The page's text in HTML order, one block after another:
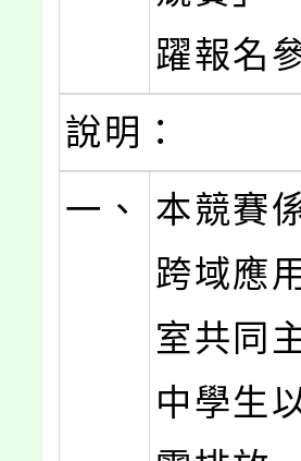
躍報名
說明：
一、
本競賽
跨域應
室共同
中學生